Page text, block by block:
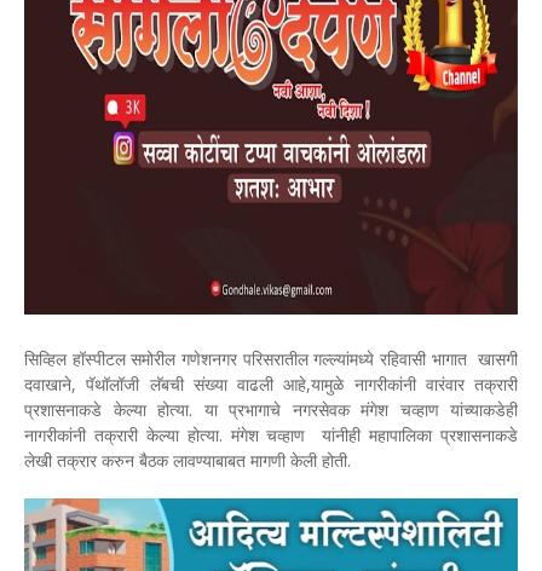
सिव्हिल हॉस्पीटल समोरील गणेशनगर परिसरातील गल्ल्यांमध्ये रहिवासी भागात खासगी
दवाखाने, पॅथॉलॉजी लॅबची संख्या वाढली आहे,यामुळे नागरीकांनी वारंवार तक्रारी
प्रशासनाकडे केल्या होत्या. या प्रभागाचे नगरसेवक मंगेश चव्हाण यांच्याकडेही
नागरीकांनी तक्रारी केल्या होत्या. मंगेश चव्हाण यांनीही महापालिका प्रशासनाकडे
लेखी तक्रार करुन बैठक लावण्याबाबत मागणी केली होती.